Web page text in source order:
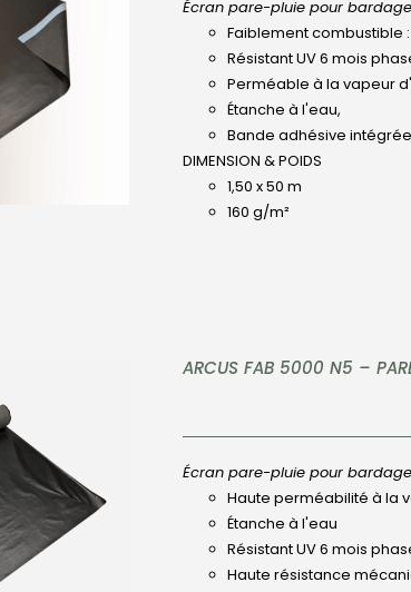
Écran pare-pluie pour
Faiblement combustible :
Résistant UV 6 mois
Perméable à la vapeur
Étanche à l'eau,
Bande adhésive
DIMENSION & POIDS
1,50 x 50 m
160 g/m²
ARCUS FAB 5000 N5 –
Écran pare-pluie pour
Haute perméabilité à la
Étanche à l'eau
Résistant UV 6 mois
Haute résistance